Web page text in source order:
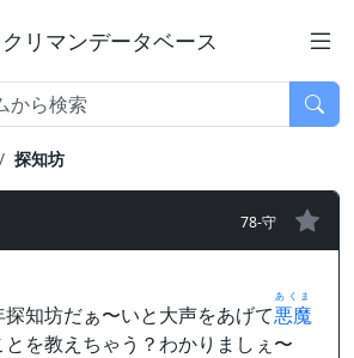
リマンデータベース
探知坊
78-守
知坊だぁ〜いと大声をあげて悪魔
あくま
を教えちゃう？わかりましぇ〜